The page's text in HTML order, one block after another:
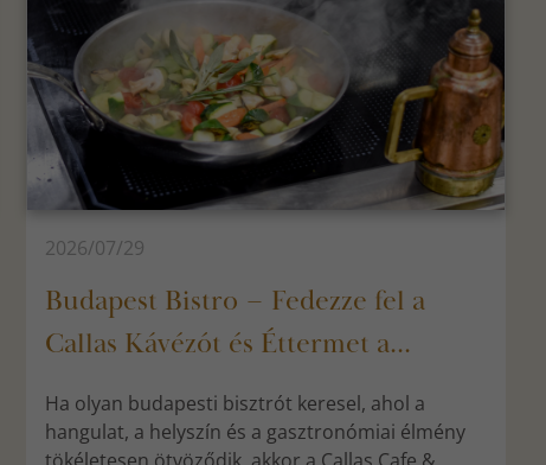
2026/07/29
Budapest Bistro – Fedezze fel a
Callas Kávézót és Éttermet a...
Ha olyan budapesti bisztrót keresel, ahol a
hangulat, a helyszín és a gasztronómiai élmény